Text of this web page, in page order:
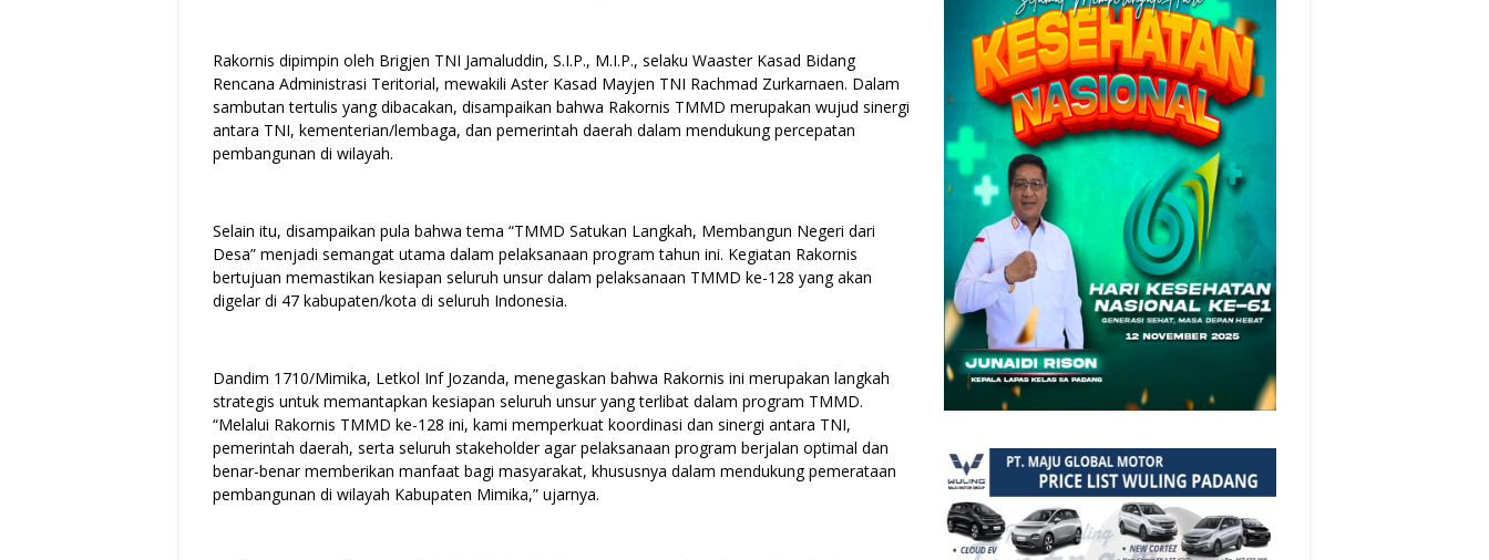
Rakornis dipimpin oleh Brigjen TNI Jamaluddin, S.I.P., M.I.P., selaku Waaster Kasad Bidang
Rencana Administrasi Teritorial, mewakili Aster Kasad Mayjen TNI Rachmad Zurkarnaen. Dalam
sambutan tertulis yang dibacakan, disampaikan bahwa Rakornis TMMD merupakan wujud sinergi
antara TNI, kementerian/lembaga, dan pemerintah daerah dalam mendukung percepatan
pembangunan di wilayah.
Selain itu, disampaikan pula bahwa tema “TMMD Satukan Langkah, Membangun Negeri dari
Desa” menjadi semangat utama dalam pelaksanaan program tahun ini. Kegiatan Rakornis
bertujuan memastikan kesiapan seluruh unsur dalam pelaksanaan TMMD ke-128 yang akan
digelar di 47 kabupaten/kota di seluruh Indonesia.
Dandim 1710/Mimika, Letkol Inf Jozanda, menegaskan bahwa Rakornis ini merupakan langkah
strategis untuk memantapkan kesiapan seluruh unsur yang terlibat dalam program TMMD.
“Melalui Rakornis TMMD ke-128 ini, kami memperkuat koordinasi dan sinergi antara TNI,
pemerintah daerah, serta seluruh stakeholder agar pelaksanaan program berjalan optimal dan
benar-benar memberikan manfaat bagi masyarakat, khususnya dalam mendukung pemerataan
pembangunan di wilayah Kabupaten Mimika,” ujarnya.